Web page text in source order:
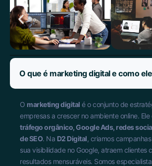
O que é marketing digital e como
O marketing digital é o conjunto de
empresas a crescer no ambiente online.
tráfego orgânico, Google Ads, redes
de SEO. Na D2 Digital, criamos
sua visibilidade no Google, atraem clientes
resultados mensuráveis. Somos